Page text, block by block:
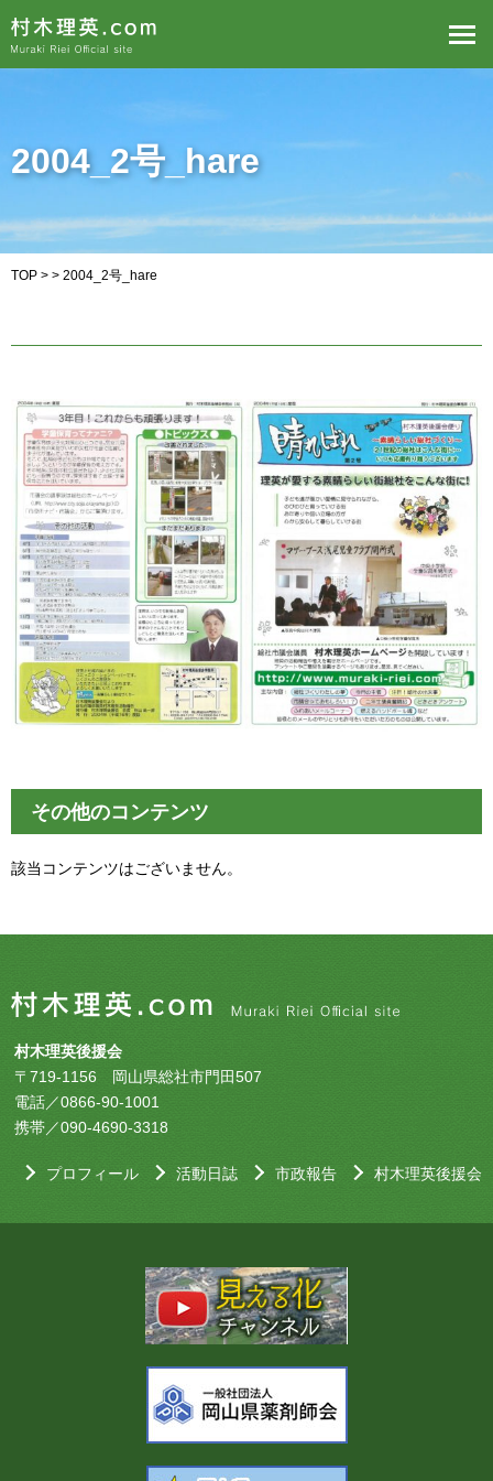
2004_2号_hare
TOP > > 2004_2号_hare
その他のコンテンツ
該当コンテンツはございません。
村木理英後援会
〒719-1156 岡山県総社市門田507
電話／0866-90-1001
携帯／090-4690-3318
プロフィール 活動日誌 市政報告 村木理英後援会